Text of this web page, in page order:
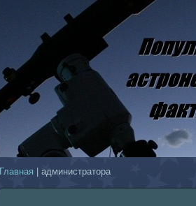
Главнaя | администратора